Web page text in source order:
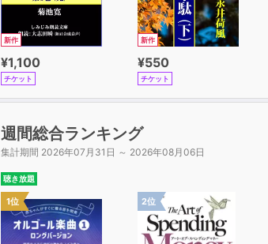
新作
¥1,100
チケット
新作
¥550
チケット
週間総合ランキング
集計期間 2026年07月31日 ～ 2026年08月06日
聴き放題
1位 2位